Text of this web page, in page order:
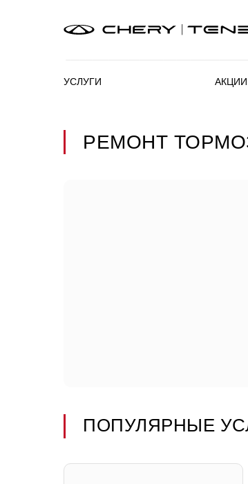
УСЛУГИ АКЦИИ
РЕМОНТ
ПОПУЛЯРНЫЕ